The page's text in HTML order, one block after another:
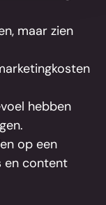
maar zien
hebben
op een
en content